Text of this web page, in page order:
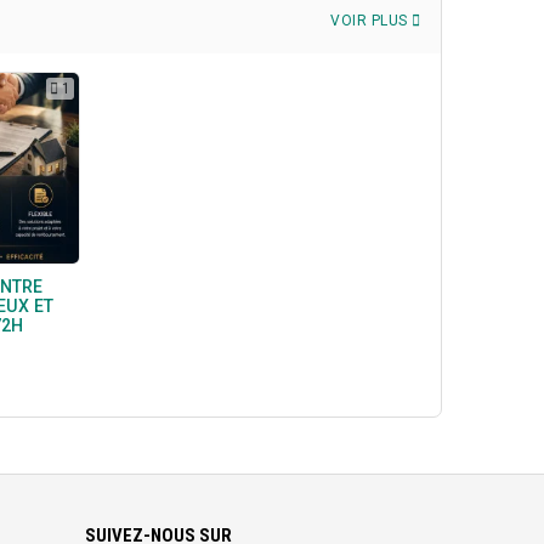
VOIR PLUS
1
ET
SUIVEZ-NOUS SUR